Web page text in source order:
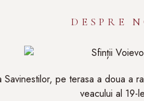
DESPRE
pe terasa a doua
veacului al 19-